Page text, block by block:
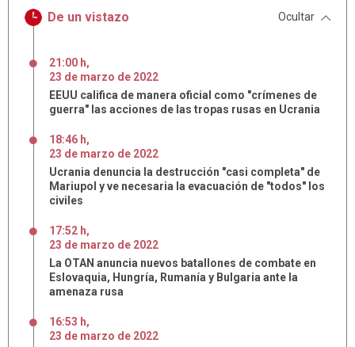
De un vistazo Ocultar
21:00 h,
23 de marzo de 2022
EEUU califica de manera oficial como "crímenes de
guerra" las acciones de las tropas rusas en Ucrania
18:46 h,
23 de marzo de 2022
Ucrania denuncia la destrucción "casi completa" de
Mariupol y ve necesaria la evacuación de "todos" los
civiles
17:52 h,
23 de marzo de 2022
La OTAN anuncia nuevos batallones de combate en
Eslovaquia, Hungría, Rumanía y Bulgaria ante la
amenaza rusa
16:53 h,
23 de marzo de 2022